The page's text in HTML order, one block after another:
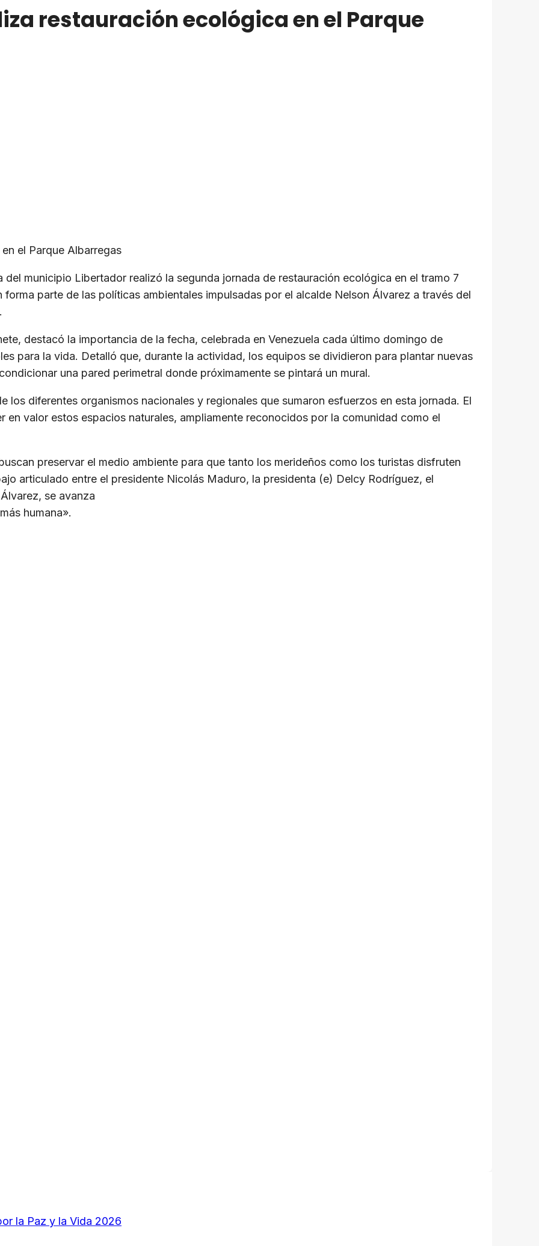
restauración ecológica en el Parque
el Parque Albarregas
municipio Libertador realizó la segunda jornada de restauración ecológica en el tramo 7
parte de las políticas ambientales impulsadas por el alcalde Nelson Álvarez a través del
destacó la importancia de la fecha, celebrada en Venezuela cada último domingo de
para la vida. Detalló que, durante la actividad, los equipos se dividieron para plantar nuevas
una pared perimetral donde próximamente se pintará un mural.
los diferentes organismos nacionales y regionales que sumaron esfuerzos en esta jornada. El
en valor estos espacios naturales, ampliamente reconocidos por la comunidad como el
preservar el medio ambiente para que tanto los merideños como los turistas disfruten
articulado entre el presidente Nicolás Maduro, la presidenta (e) Delcy Rodríguez, el
se avanza
humana».
la Paz y la Vida 2026